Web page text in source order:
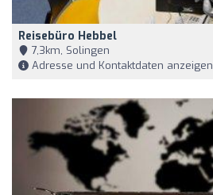
Reisebüro Hebbel
7,3km, Solingen
Adresse und Kontaktdaten anzeigen